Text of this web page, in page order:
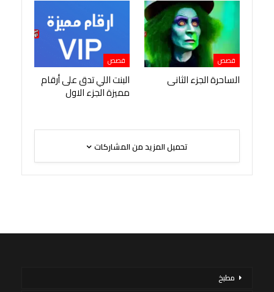
قصص
الساحرة الجزء الثانى
قصص
البنت اللي تدق على أرقام
مميزة الجزء الاول
تحميل المزيد من المشاركات
مطبخ